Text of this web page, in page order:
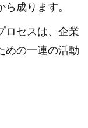
成ります。
ロセスは、企業
めの一連の活動